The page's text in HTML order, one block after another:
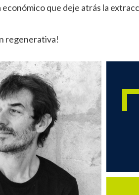
que deje atrás la
regenerativa!